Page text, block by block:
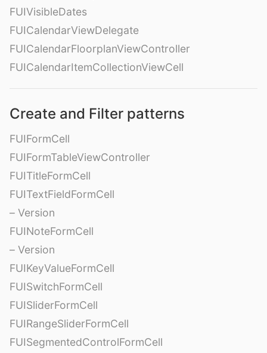
FUIVisibleDates
FUICalendarViewDelegate
FUICalendarFloorplanViewController
FUICalendarItemCollectionViewCell
Create and Filter patterns
FUIFormCell
FUIFormTableViewController
FUITitleFormCell
FUITextFieldFormCell
– Version
FUINoteFormCell
– Version
FUIKeyValueFormCell
FUISwitchFormCell
FUISliderFormCell
FUIRangeSliderFormCell
FUISegmentedControlFormCell